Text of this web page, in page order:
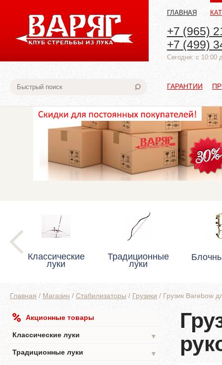
ГЛАВНАЯ
+7 (965)
+7 (499)
Cегодня: с 10:00
ГАРАНТИИ
Классические
луки
Традиционные
луки
Главная / Магазин / Стабилизаторы / Грузики / Грузик Barebow
Акционные товары
Классические луки
▼
Традиционные луки
▼